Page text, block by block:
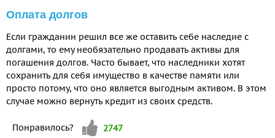
Оплата долгов
Если гражданин решил все же оставить себе наследие с
долгами, то ему необязательно продавать активы для
погашения долгов. Часто бывает, что наследники хотят
сохранить для себя имущество в качестве памяти или
просто потому, что оно является выгодным активом. В этом
случае можно вернуть кредит из своих средств.
Понравилось? Vote up!
2747